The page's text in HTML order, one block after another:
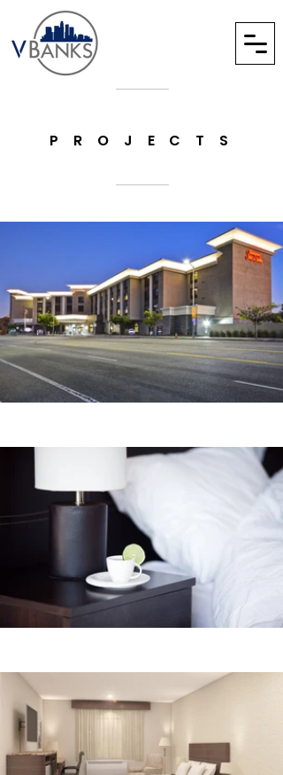
P R O J E C T S